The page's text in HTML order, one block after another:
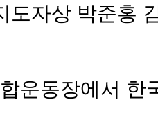
도자상 박준홍
운동장에서 한